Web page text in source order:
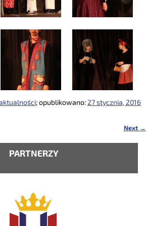
; opublikowano: 27 stycznia, 2016
Next →
PARTNERZY